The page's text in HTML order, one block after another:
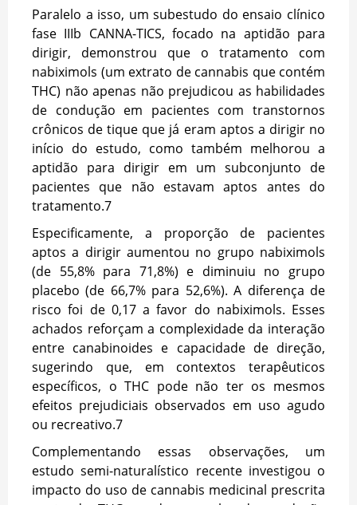
Paralelo a isso, um subestudo do ensaio clínico
fase IIIb CANNA-TICS, focado na aptidão para
dirigir, demonstrou que o tratamento com
nabiximols (um extrato de cannabis que contém
THC) não apenas não prejudicou as habilidades
de condução em pacientes com transtornos
crônicos de tique que já eram aptos a dirigir no
início do estudo, como também melhorou a
aptidão para dirigir em um subconjunto de
pacientes que não estavam aptos antes do
tratamento.7
Especificamente, a proporção de pacientes
aptos a dirigir aumentou no grupo nabiximols
(de 55,8% para 71,8%) e diminuiu no grupo
placebo (de 66,7% para 52,6%). A diferença de
risco foi de 0,17 a favor do nabiximols. Esses
achados reforçam a complexidade da interação
entre canabinoides e capacidade de direção,
sugerindo que, em contextos terapêuticos
específicos, o THC pode não ter os mesmos
efeitos prejudiciais observados em uso agudo
ou recreativo.7
Complementando essas observações, um
estudo semi-naturalístico recente investigou o
impacto do uso de cannabis medicinal prescrita